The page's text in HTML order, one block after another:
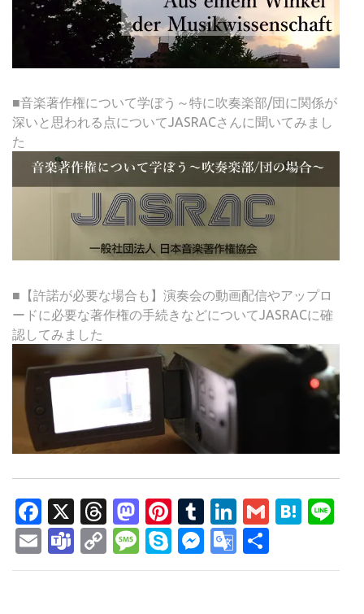
■音楽著作権について学ぼう～特に吹奏楽部/団に関係が
深いと思われる点についてJASRACさんに聞いてみまし
た
■【許諾が必要な場合も】演奏会の動画配信やアップロ
ードに必要な著作権の手続きなどについてJASRACに確
認してみました
Facebook
X Threads
Mastodon
Pinterest
Tumblr
LinkedIn
Gmail
EmailTeams
Copy
Link
Message
SkypeMessenger
Google
Translate
有